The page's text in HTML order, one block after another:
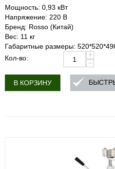
Мощность: 0,93 кВт
Напряжение: 220 В
Бренд: Rosso (Китай)
Вес: 11 кг
Габаритные размеры:
Кол-во:
+
−
В КОРЗИНУ